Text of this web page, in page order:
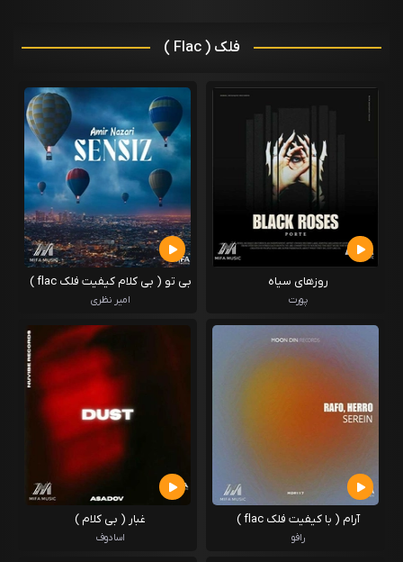
فلک ( Flac )
روزهای سیاه
پورت
بی تو ( بی کلام کیفیت فلک flac )
)
امیر نظری
آرام ( با کیفیت فلک flac )
رافو
غبار ( بی کلام )
اسادوف